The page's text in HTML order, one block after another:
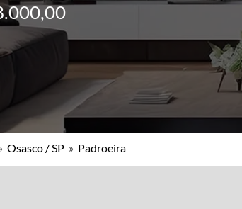
Osasco / SP » Padroeira